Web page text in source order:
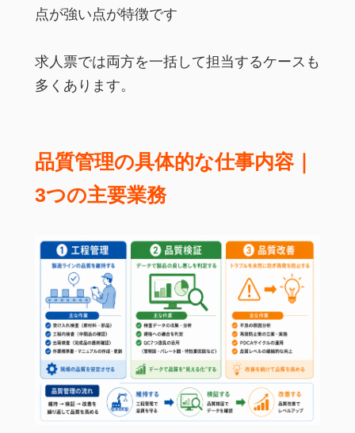
点が強い点が特徴です
求人票では両方を一括して担当するケースも
多くあります。
品質管理の具体的な仕事内容｜
3つの主要業務